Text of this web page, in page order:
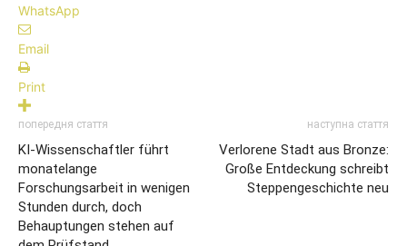
WhatsApp
Email
Print
попередня стаття
KI-Wissenschaftler führt
monatelange
Forschungsarbeit in wenigen
Stunden durch, doch
Behauptungen stehen auf
наступна стаття
Verlorene Stadt aus Bronze:
Große Entdeckung schreibt
Steppengeschichte neu